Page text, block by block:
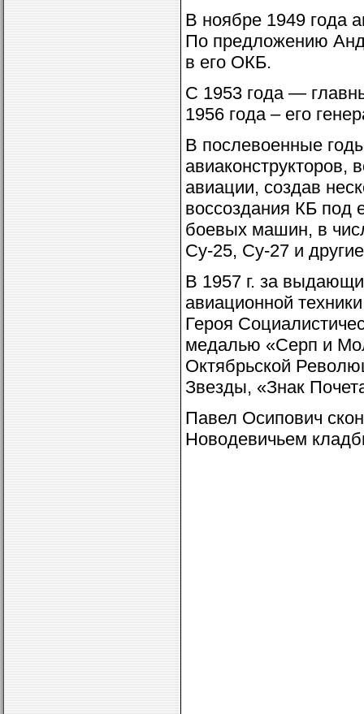
В ноябре 1949 года
По предложению
в его ОКБ.
С 1953 года —
1956 года – его
В послевоенные
авиаконструкторов,
авиации, создав
воссоздания КБ под
боевых машин, в
Су-25, Су-27 и
В 1957 г. за
авиационной
Героя
медалью «Серп и
Октябрьской
Звезды, «Знак
Павел Осипович
Новодевичьем